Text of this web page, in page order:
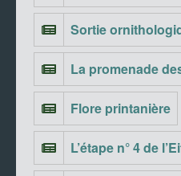
Sortie
La promenade
Flore printanière
L’étape n° 4 de